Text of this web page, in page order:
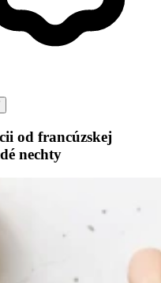
od francúzskej
nechty